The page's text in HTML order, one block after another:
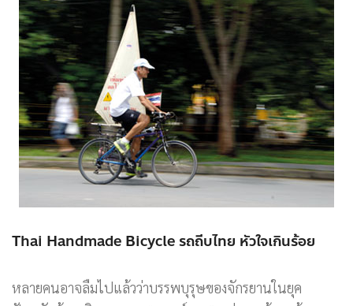
Thai Handmade Bicycle รถถีบไทย หัวใจเกินร้อย
หลายคนอาจลืมไปแล้วว่าบรรพบุรุษของจักรยานในยุค